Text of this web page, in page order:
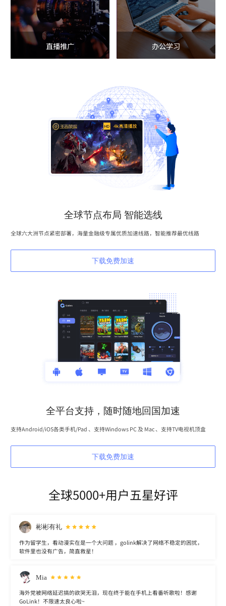
直播推广 办公学习
全球节点布局 智能选线
全球六大洲节点紧密部署，海量金融级专属优质加速线路，智能推荐最优线路
下载免费加速
全平台支持，随时随地回国加速
支持Android/iOS各类手机/Pad 、支持Windows PC 及 Mac 、支持TV电视机顶盒
下载免费加速
全球5000+用户五星好评
彬彬有礼
作为留学生，看动漫实在是一个大问题 ，golink解决了网络不稳定的困扰，
软件里也没有广告，简直救星！
Mia
海外党被网络延迟搞的欲哭无泪，现在终于能在手机上看番听歌啦！感谢
GoLink！不限速太良心啦~